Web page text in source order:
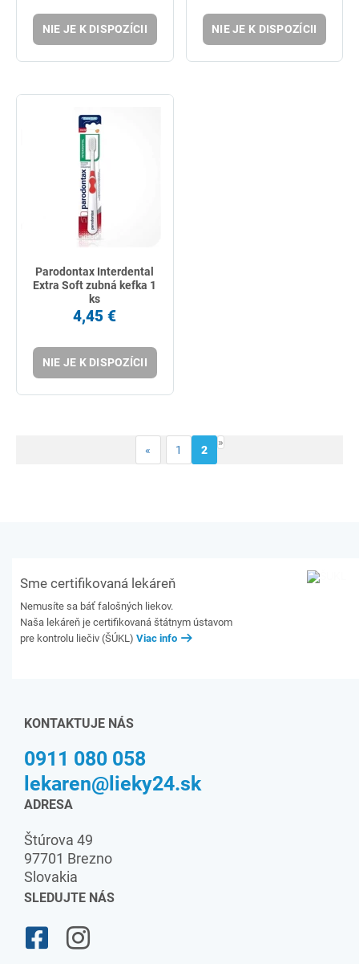
NIE JE K DISPOZÍCII NIE JE K DISPOZÍCII
Parodontax Interdental
Extra Soft zubná kefka 1
ks
4,45 €
NIE JE K DISPOZÍCII
« 1 2
»
Sme certifikovaná lekáreň
Nemusíte sa báť falošných liekov.
Naša lekáreň je certifikovaná štátnym ústavom
pre kontrolu liečiv (ŠÚKL) Viac info
KONTAKTUJE NÁS
0911 080 058
lekaren@lieky24.sk
ADRESA
Štúrova 49
97701 Brezno
Slovakia
SLEDUJTE NÁS